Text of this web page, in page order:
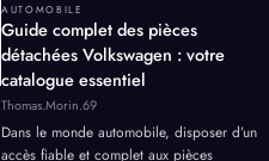
AUTOMOBILE
Guide complet des pièces
détachées Volkswagen : votre
catalogue essentiel
Thomas.Morin.69
Dans le monde automobile, disposer d’un
accès fiable et complet aux pièces